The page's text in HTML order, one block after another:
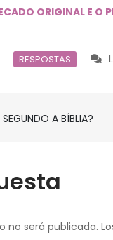
ORIGINAL E O
RESPOSTAS
A BÍBLIA?
no será publicada.